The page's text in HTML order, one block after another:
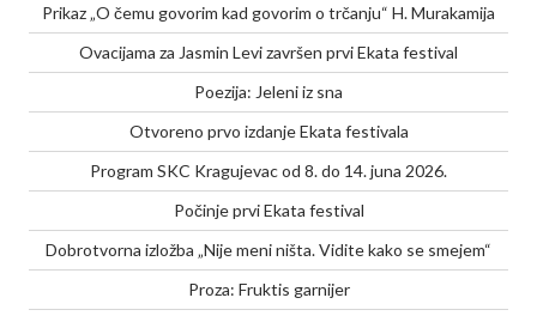
Prikaz „O čemu govorim kad govorim o trčanju“ H. Murakamija
Ovacijama za Jasmin Levi završen prvi Ekata festival
Poezija: Jeleni iz sna
Otvoreno prvo izdanje Ekata festivala
Program SKC Kragujevac od 8. do 14. juna 2026.
Počinje prvi Ekata festival
Dobrotvorna izložba „Nije meni ništa. Vidite kako se smejem“
Proza: Fruktis garnijer